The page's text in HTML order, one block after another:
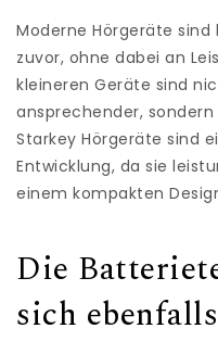
Moderne Hörgeräte sind
zuvor, ohne dabei an
kleineren Geräte sind
ansprechender,
Starkey Hörgeräte sind
Entwicklung, da sie
einem kompakten
Die
sich